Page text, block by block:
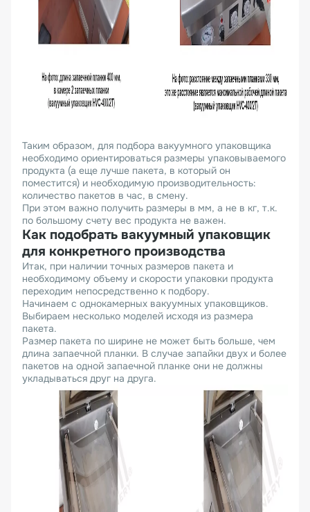
Таким образом, для подбора вакуумного упаковщика
необходимо ориентироваться размеры упаковываемого
продукта (а еще лучше пакета, в который он
поместится) и необходимую производительность:
количество пакетов в час, в смену.
При этом важно получить размеры в мм, а не в кг, т.к.
по большому счету вес продукта не важен.
Как подобрать вакуумный упаковщик
для конкретного производства
Итак, при наличии точных размеров пакета и
необходимому объему и скорости упаковки продукта
переходим непосредственно к подбору.
Начинаем с однокамерных вакуумных упаковщиков.
Выбираем несколько моделей исходя из размера
пакета.
Размер пакета по ширине не может быть больше, чем
длина запаечной планки. В случае запайки двух и более
пакетов на одной запаечной планке они не должны
укладываться друг на друга.